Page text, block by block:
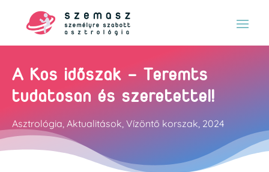
A Kos időszak – Teremts
tudatosan és szeretettel!
Asztrológia, Aktualitások, Vízöntő korszak, 2024